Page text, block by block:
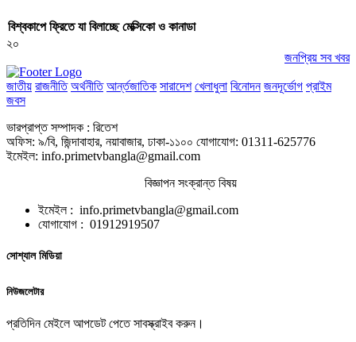
বিশ্বকাপে ফ্রিতে যা বিলাচ্ছে মেক্সিকো ও কানাডা
২০
জনপ্রিয় সব খবর
জাতীয় রাজনীতি অর্থনীতি আর্ন্তজাতিক সারাদেশ খেলাধুলা বিনোদন জনদূর্ভোগ প্রাইম
জবস
ভারপ্রাপ্ত সম্পাদক : রিতেশ
অফিস: ৯/বি, জিন্দাবাহার, নয়াবাজার, ঢাকা-১১০০ যোগাযোগ: 01311-625776
ইমেইল: info.primetvbangla@gmail.com
বিজ্ঞাপন সংক্রান্ত বিষয়
ইমেইল : info.primetvbangla@gmail.com
যোগাযোগ : 01912919507
সোশ্যাল মিডিয়া
নিউজলেটার
প্রতিদিন মেইলে আপডেট পেতে সাবস্ক্রাইব করুন।